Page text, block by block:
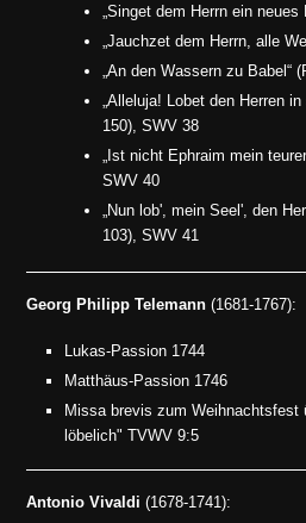
„Singet dem Herrn ein
„Jauchzet dem Herrn, alle
„An den Wassern zu Babel“
„Alleluja! Lobet den Herren
150), SWV 38
„Ist nicht Ephraim mein
SWV 40
„Nun lob', mein Seel', den
103), SWV 41
Georg Philipp Telemann (1681-1767):
Lukas-Passion 1744
Matthäus-Passion 1746
Missa brevis zum Weihnachtsfest
löbelich" TVWV 9:5
Antonio Vivaldi (1678-1741):